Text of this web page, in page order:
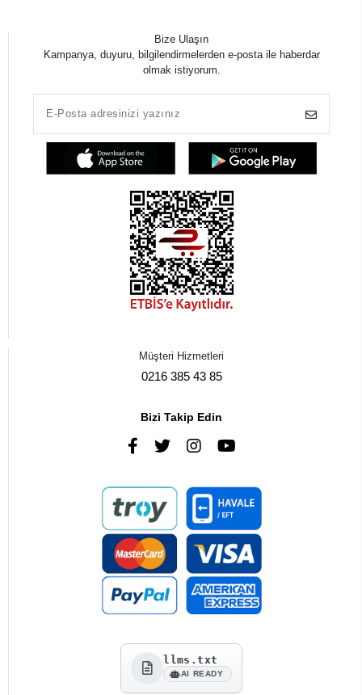
Bize Ulaşın
Kampanya, duyuru, bilgilendirmelerden e-posta ile haberdar
olmak istiyorum.
Müşteri Hizmetleri
0216 385 43 85
Bizi Takip Edin
llms.txt
AI READY